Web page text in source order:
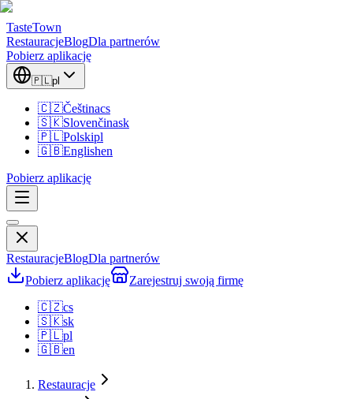
TasteTown
RestauracjeBlogDla partnerów
Pobierz aplikację
🇵🇱pl
🇨🇿Češtinacs
🇸🇰Slovenčinask
🇵🇱Polskipl
🇬🇧Englishen
Pobierz aplikację
RestauracjeBlogDla partnerów
Pobierz aplikację
Zarejestruj swoją firmę
🇨🇿cs
🇸🇰sk
🇵🇱pl
🇬🇧en
Restauracje